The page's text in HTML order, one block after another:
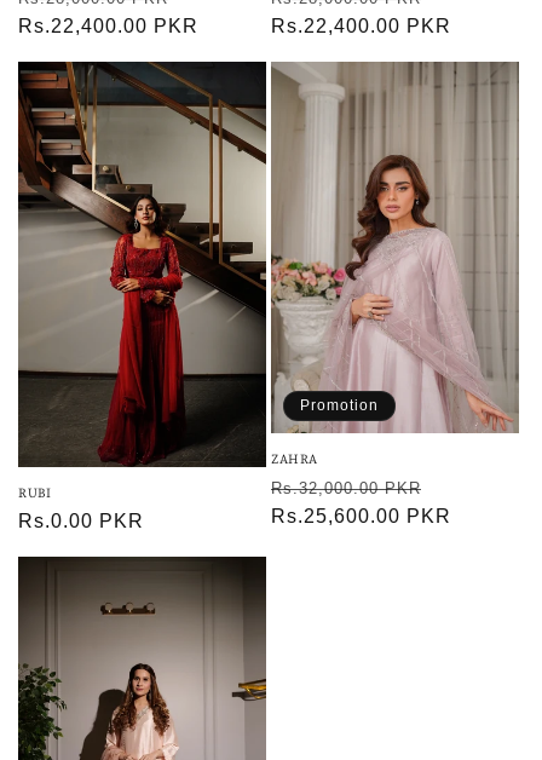
habituel
promotionnel
Rs.22,400.00 PKR
habituel
Rs.22,400.00 PKR
RUBI
Prix
Rs.0.00 PKR
Promotion
ZAHRA
Prix
habituel
Rs.32,000.00 PKR
Rs.25,600.00 PKR